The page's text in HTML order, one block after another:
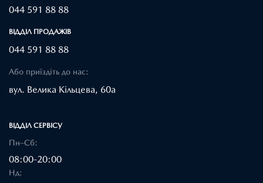
044 591 88 88
ВІДДІЛ ПРОДАЖІВ
044 591 88 88
Або приїздіть до нас:
вул. Велика Кільцева, 60а
ВІДДІЛ CЕРВІСУ
Пн–Сб:
08:00-20:00
Нд: